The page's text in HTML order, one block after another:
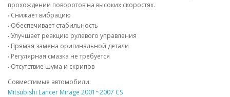
прохождении поворотов на высоких скоростях.
‧ Снижает вибрацию
‧ Обеспечивает стабильность
‧ Улучшает реакцию рулевого управления
‧ Прямая замена оригинальной детали
‧ Регулярная смазка не требуется
‧ Отсутствие шума и скрипов
Совместимые автомобили:
Mitsubishi Lancer Mirage 2001~2007 CS